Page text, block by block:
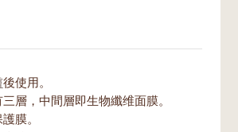
後使用。
層，中間層即生物纖维面膜。
膜。